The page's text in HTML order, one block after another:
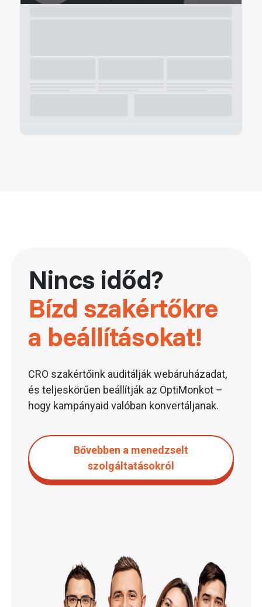
Nincs időd?
Bízd szakértőkre
a beállításokat!
CRO szakértőink auditálják webáruházadat,
és teljeskörűen beállítják az OptiMonkot –
hogy kampányaid valóban konvertáljanak.
Bővebben a menedzselt
szolgáltatásokról